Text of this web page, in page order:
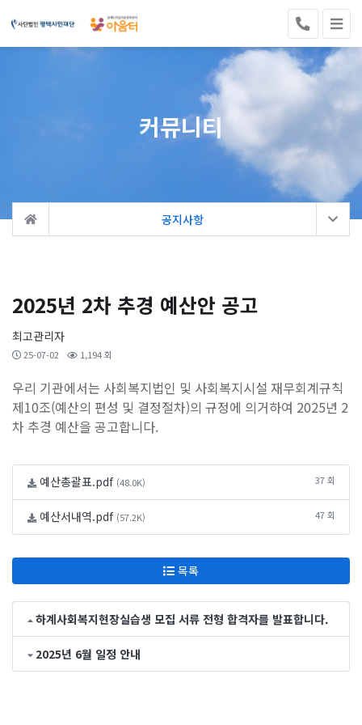
커뮤니티
공지사항
2025년 2차 추경 예산안 공고
최고관리자
25-07-02 1,194 회
우리 기관에서는 사회복지법인 및 사회복지시설 재무회계규칙
제10조(예산의 편성 및 결정절차)의 규정에 의거하여 2025년 2
차 추경 예산을 공고합니다.
예산총괄표.pdf (48.0K) 37 회
예산서내역.pdf (57.2K) 47 회
목록
하계사회복지현장실습생 모집 서류 전형 합격자를 발표합니다.
2025년 6월 일정 안내